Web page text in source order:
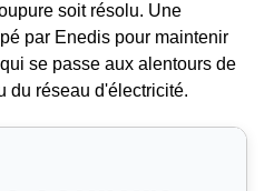
soit résolu. Une
par Enedis pour maintenir
se passe aux alentours de
du réseau d'électricité.